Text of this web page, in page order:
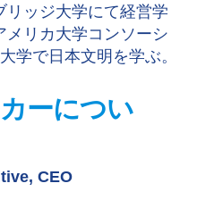
リッジ大学にて経営学
リカ大学コンソーシ
学で日本文明を学ぶ。
ーについ
CEO